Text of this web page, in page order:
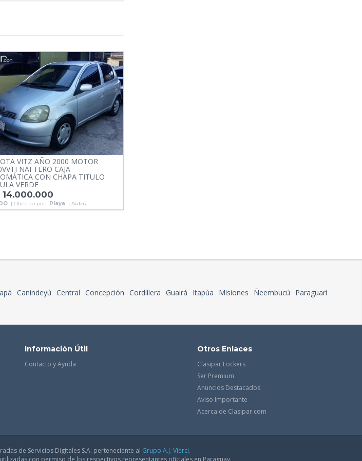
VITZ AÑO 2000 MOTOR
NAFTERO CAJA
CON CHAPA TITULO
VERDE
14.000.000
| Ofrecido por: Playa | Autos
Canindeyú Central Concepción Cordillera Guairá Itapúa Misiones Ñeembucú
Paraguarí
Información Útil
Contacto y Ayuda
Otros Enlaces
Clasipar Lockers
Ser Premium
Anuncios Destacados
Aviso Importante
Acerca de Clasipar.com
de Servicios Digitales S.A. perteneciente al Grupo A.J. Vierci.